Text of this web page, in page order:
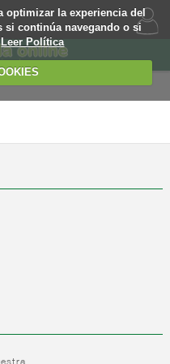
optimizar la experiencia del
si continúa navegando o si
Leer Política